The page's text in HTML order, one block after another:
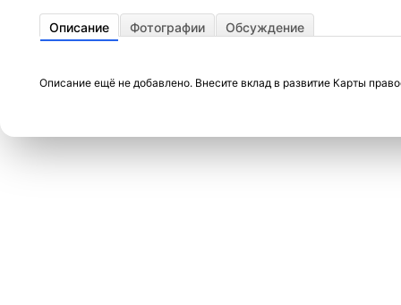
Описание Фотографии Обсуждение
Описание ещё не добавлено. Внесите вклад в развитие Карты